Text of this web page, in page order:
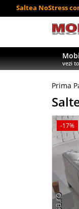
Saltea NoStress
vezi
Prima
-17%